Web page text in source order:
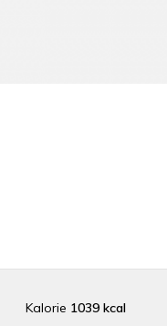
Kalorie 1039 kcal